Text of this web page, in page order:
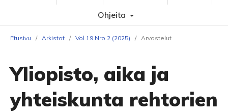
Ohjeita
Etusivu / Arkistot / Vol 19 Nro 2 (2025) / Arvostelut
Yliopisto, aika ja
yhteiskunta rehtorien